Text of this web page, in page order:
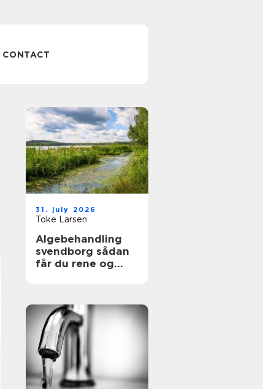
CONTACT
31. july 2026
Toke Larsen
Algebehandling
svendborg sådan
får du rene og